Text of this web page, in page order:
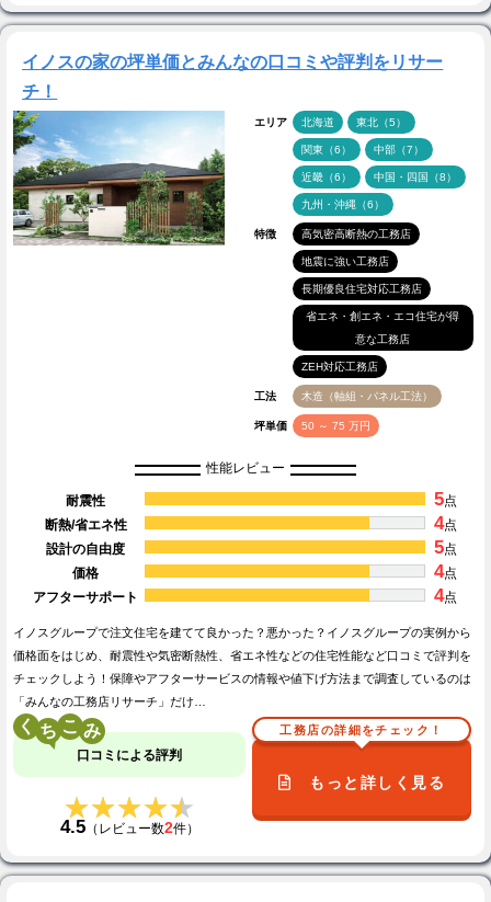
イノスの家の坪単価とみんなの口コミや評判をリサー
チ！
エリア 北海道 東北（5）
関東（6） 中部（7）
近畿（6） 中国・四国（8）
九州・沖縄（6）
特徴 高気密高断熱の工務店
地震に強い工務店
長期優良住宅対応工務店
省エネ・創エネ・エコ住宅が得
意な工務店
ZEH対応工務店
工法 木造（軸組・パネル工法）
坪単価 50 ～ 75 万円
性能レビュー
耐震性 5点
断熱/省エネ性
4点
設計の自由度
5点
価格
4点
アフターサポート
4点
イノスグループで注文住宅を建てて良かった？悪かった？イノスグループの実例から
価格面をはじめ、耐震性や気密断熱性、省エネ性などの住宅性能など口コミで評判を
チェックしよう！保障やアフターサービスの情報や値下げ方法まで調査しているのは
「みんなの工務店リサーチ」だけ…
く こ
口コミによる評判
★★★★★
★★★★★
4.5（レビュー数2件）
工務店の詳細をチェック！
もっと詳しく見る